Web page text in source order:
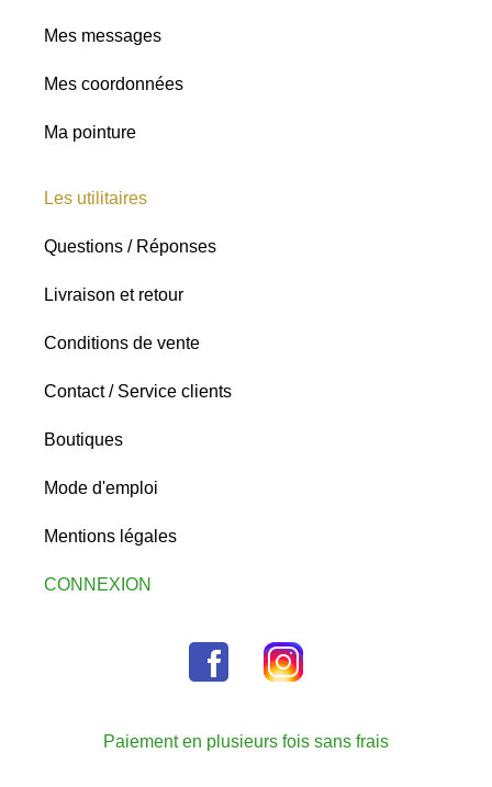
Mes messages
Mes coordonnées
Ma pointure
Les utilitaires
Questions / Réponses
Livraison et retour
Conditions de vente
Contact / Service clients
Boutiques
Mode d'emploi
Mentions légales
CONNEXION
Paiement en plusieurs fois sans frais